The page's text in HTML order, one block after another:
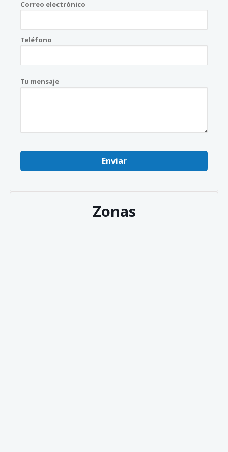
Correo electrónico
Teléfono
Tu mensaje
Zonas